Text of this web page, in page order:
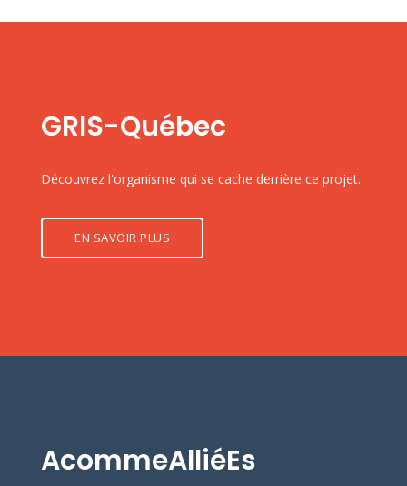
GRIS-Québec
Découvrez l'organisme qui se cache derrière ce projet.
EN SAVOIR PLUS
AcommeAlliéEs